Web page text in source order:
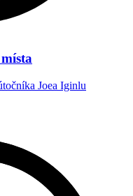
Joea Iginlu